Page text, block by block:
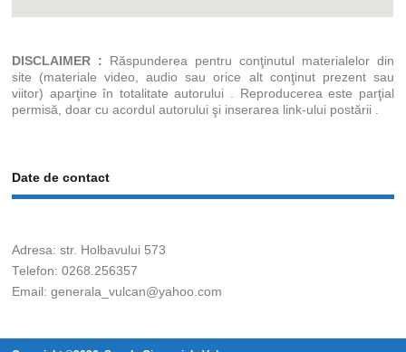
DISCLAIMER : Răspunderea pentru conţinutul materialelor din
site (materiale video, audio sau orice alt conţinut prezent sau
viitor) aparţine în totalitate autorului . Reproducerea este parţial
permisă, doar cu acordul autorului şi inserarea link-ului postării .
Date de contact
Adresa: str. Holbavului 573
Telefon: 0268.256357
Email: generala_vulcan@yahoo.com